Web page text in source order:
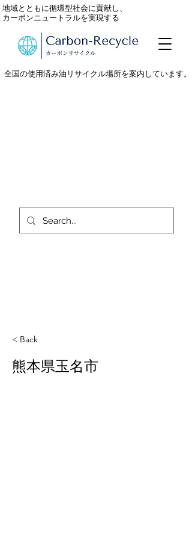
全国の使用済み油リサイクル場所を案内しています。
地域とともに循環型社会に貢献し、
カーボンニュートラルを実現する
< Back
熊本県玉名市